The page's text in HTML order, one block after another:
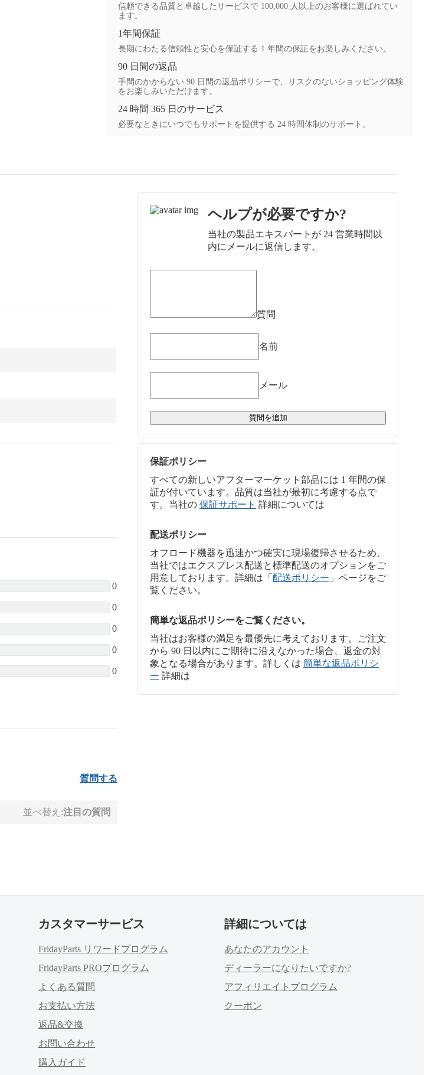
信頼できる品質と卓越したサービスで 100,000 人以上のお客様に選ばれてい
ます。
1年間保証
長期にわたる信頼性と安心を保証する 1 年間の保証をお楽しみください。
90 日間の返品
手間のかからない 90 日間の返品ポリシーで、リスクのないショッピング体験
をお楽しみいただけます。
24 時間 365 日のサービス
必要なときにいつでもサポートを提供する 24 時間体制のサポート。
0%
0%
0%
0%
0%
質問する
並べ替え:注目の質問
ヘルプが必要ですか?
当社の製品エキスパートが 24 営業時間以
内にメールに返信します。
質問
名前
メール
質問を追加
保証ポリシー
すべての新しいアフターマーケット部品には 1 年間の保
証が付いています。品質は当社が最初に考慮する点で
す。当社の 保証サポート 詳細については
配送ポリシー
オフロード機器を迅速かつ確実に現場復帰させるため、
当社ではエクスプレス配送と標準配送のオプションをご
用意しております。詳細は「 配送ポリシー 」ページをご
覧ください。
簡単な返品ポリシーをご覧ください。
当社はお客様の満足を最優先に考えております。ご注文
から 90 日以内にご期待に沿えなかった場合、返金の対
象となる場合があります。詳しくは 簡単な返品ポリシ
ー 詳細は
カスタマーサービス
FridayParts リワードプログラム
FridayParts PROプログラム
よくある質問
お支払い方法
返品&交換
お問い合わせ
購入ガイド
詳細については
あなたのアカウント
ディーラーになりたいですか?
アフィリエイトプログラム
クーポン